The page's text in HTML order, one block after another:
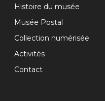
Histoire du musée
Musée Postal
Collection numérisée
Activités
Contact